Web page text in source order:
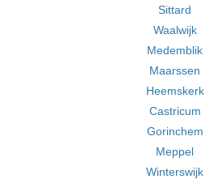
Sittard
Waalwijk
Medemblik
Maarssen
Heemskerk
Castricum
Gorinchem
Meppel
Winterswijk